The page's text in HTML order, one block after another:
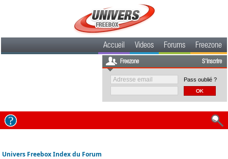
Accueil Videos Forums Freezone
Freezone S'inscrire
Pass oublié ?
Univers Freebox Index du Forum